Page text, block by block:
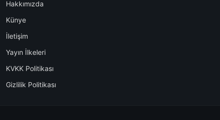
Hakkımızda
Künye
İletişim
Yayın İlkeleri
KVKK Politikası
Gizlilik Politikası